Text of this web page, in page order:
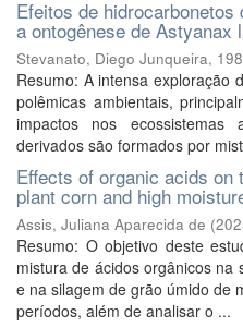
Efeitos de
a ontogênese de Astyanax
Stevanato, Diego Junqueira,
Resumo: A intensa exploração
polêmicas ambientais,
impactos nos
derivados são formados por
Effects of organic acids
plant corn and high
Assis, Juliana Aparecida de (
Resumo: O objetivo deste
mistura de ácidos orgânicos na
e na silagem de grão úmido de
períodos, além de analisar o ...